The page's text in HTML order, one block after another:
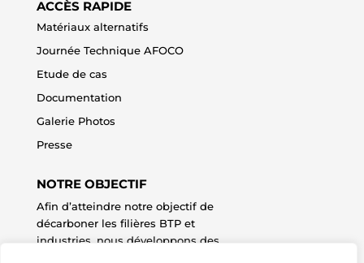
ACCÈS RAPIDE
Matériaux alternatifs
Journée Technique AFOCO
Etude de cas
Documentation
Galerie Photos
Presse
NOTRE OBJECTIF
Afin d’atteindre notre objectif de
décarboner les filières BTP et
industries, nous développons des